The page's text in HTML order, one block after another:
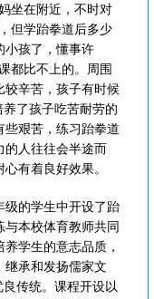
坐在附近，不时对
但学跆拳道后多少
小孩了，懂事许
都比不上的。周围
较辛苦，孩子有时候
了孩子吃苦耐劳的
些艰苦，练习跆拳道
的人往往会半途而
有着良好效果。
级的学生中开设了跆
本校体育教师共同
学生的意志品质，
继承和发扬儒家文
传统。课程开设以